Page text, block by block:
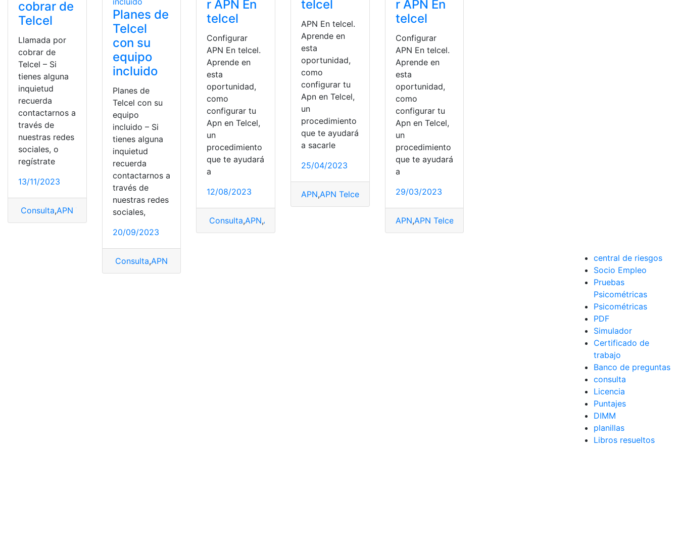
cobrar de
Telcel
Llamada por
cobrar de
Telcel – Si
tienes alguna
inquietud
recuerda
contactarnos a
través de
nuestras redes
sociales, o
regístrate
13/11/2023
Consulta,APN Telcel Telcel
Planes de
Telcel
con su
equipo
incluido
Planes de
Telcel con su
equipo
incluido – Si
tienes alguna
inquietud
recuerda
contactarnos a
través de
nuestras redes
sociales,
20/09/2023
Consulta,APN Telcel
r APN En
telcel
Configurar
APN En telcel.
Aprende en
esta
oportunidad,
como
configurar tu
Apn en Telcel,
un
procedimiento
que te ayudará
a
12/08/2023
Consulta,APN,APN Telcel
telcel
APN En telcel.
Aprende en
esta
oportunidad,
como
configurar tu
Apn en Telcel,
un
procedimiento
que te ayudará
a sacarle
25/04/2023
APN,APN Telcel Configuración,Configurar APN
r APN En
telcel
Configurar
APN En telcel.
Aprende en
esta
oportunidad,
como
configurar tu
Apn en Telcel,
un
procedimiento
que te ayudará
a
29/03/2023
APN,APN Telcel
central de riesgos
Socio Empleo
Pruebas
Psicométricas
Psicométricas
PDF
Simulador
Certificado de
trabajo
Banco de preguntas
consulta
Licencia
Puntajes
DIMM
planillas
Libros resueltos